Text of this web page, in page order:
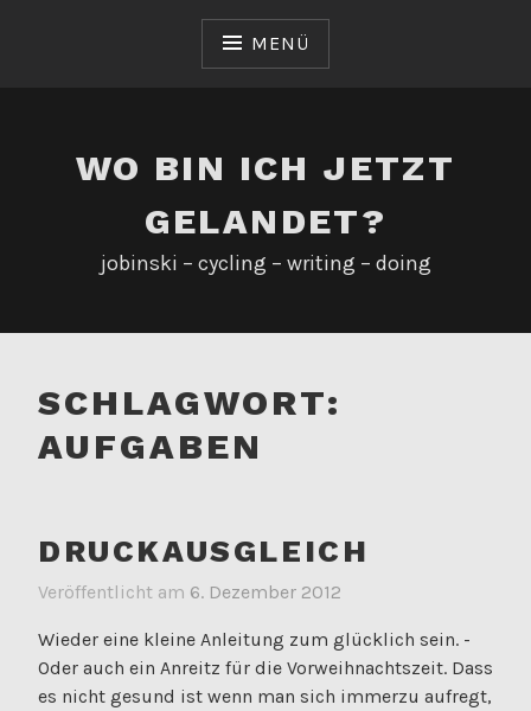
MENÜ
WO BIN ICH JETZT
GELANDET?
jobinski – cycling – writing – doing
SCHLAGWORT:
AUFGABEN
DRUCKAUSGLEICH
Veröffentlicht am 6. Dezember 2012
Wieder eine kleine Anleitung zum glücklich sein. -
Oder auch ein Anreitz für die Vorweihnachtszeit. Dass
es nicht gesund ist wenn man sich immerzu aufregt,